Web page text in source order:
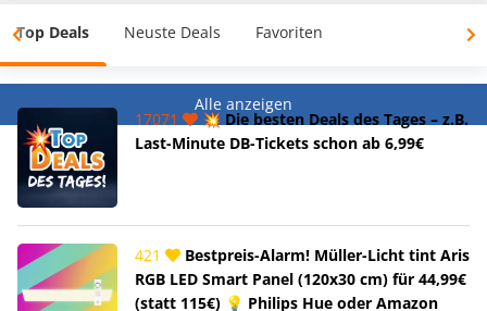
Top Deals Neuste Deals Favoriten
Alle anzeigen
17071
💥 Die besten Deals des Tages – z.B.
Last-Minute DB-Tickets schon ab 6,99€
421
Bestpreis-Alarm! Müller-Licht tint Aris
RGB LED Smart Panel (120x30 cm) für 44,99€
(statt 115€) 💡 Philips Hue oder Amazon